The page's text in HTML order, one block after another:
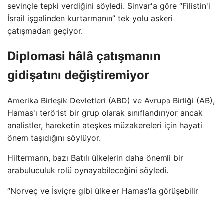
sevinçle tepki verdiğini söyledi. Sinvar'a göre “Filistin'i
İsrail işgalinden kurtarmanın” tek yolu askeri
çatışmadan geçiyor.
Diplomasi hâlâ çatışmanın
gidişatını değiştiremiyor
Amerika Birleşik Devletleri (ABD) ve Avrupa Birliği (AB),
Hamas'ı terörist bir grup olarak sınıflandırıyor ancak
analistler, hareketin ateşkes müzakereleri için hayati
önem taşıdığını söylüyor.
Hiltermann, bazı Batılı ülkelerin daha önemli bir
arabuluculuk rolü oynayabileceğini söyledi.
“Norveç ve İsviçre gibi ülkeler Hamas'la görüşebilir